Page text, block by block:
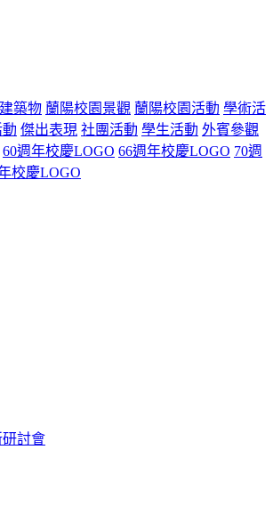
築物 蘭陽校園景觀 蘭陽校園活動 學術活
傑出表現 社團活動 學生活動 外賓參觀
60週年校慶LOGO 66週年校慶LOGO 70週
校慶LOGO
討會